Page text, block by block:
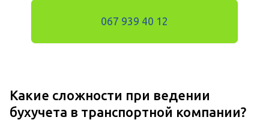
067 939 40 12
Какие сложности при ведении
бухучета в транспортной компании?